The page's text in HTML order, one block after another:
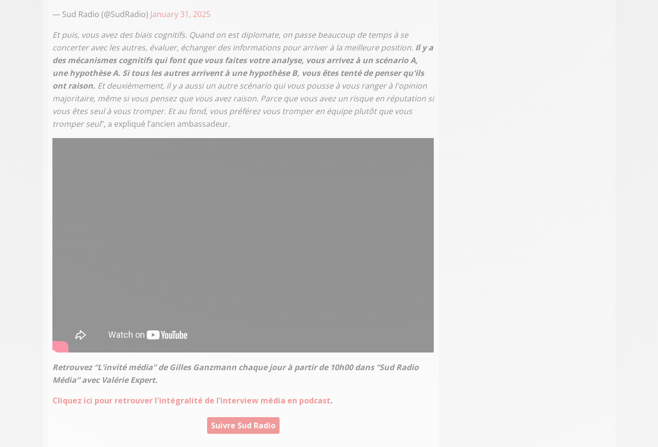
— Sud Radio (@SudRadio) January 31, 2025
Et puis, vous avez des biais cognitifs. Quand on est diplomate, on passe beaucoup de temps à se
concerter avec les autres, évaluer, échanger des informations pour arriver à la meilleure position. Il y a
des mécanismes cognitifs qui font que vous faites votre analyse, vous arrivez à un scénario A,
une hypothèse A. Si tous les autres arrivent à une hypothèse B, vous êtes tenté de penser qu'ils
ont raison. Et deuxièmement, il y a aussi un autre scénario qui vous pousse à vous ranger à l'opinion
majoritaire, même si vous pensez que vous avez raison. Parce que vous avez un risque en réputation si
vous êtes seul à vous tromper. Et au fond, vous préférez vous tromper en équipe plutôt que vous
tromper seul", a expliqué l’ancien ambassadeur.
Retrouvez “L'invité média” de Gilles Ganzmann chaque jour à partir de 10h00 dans “Sud Radio
Média” avec Valérie Expert.
Cliquez ici pour retrouver l'intégralité de l’interview média en podcast.
Suivre Sud Radio